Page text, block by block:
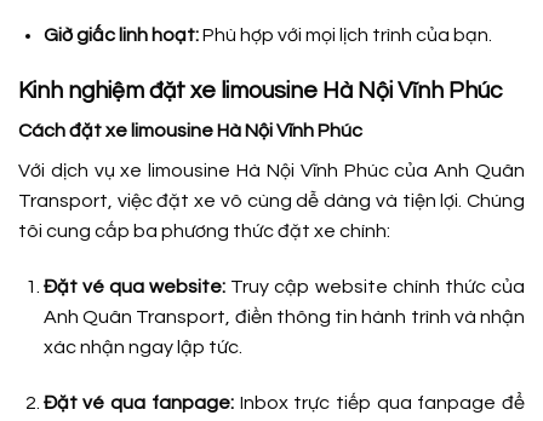
Giờ giấc linh hoạt:Phù hợp với mọi lịch trình của bạn.
Kinh nghiệm đặt xe limousine Hà Nội Vĩnh Phúc
Cách đặt xe limousine Hà Nội Vĩnh Phúc
Với dịch vụ xe limousine Hà Nội Vĩnh Phúc của Anh Quân
Transport, việc đặt xe vô cùng dễ dàng và tiện lợi. Chúng
tôi cung cấp ba phương thức đặt xe chính:
Đặt vé qua website: Truy cập website chính thức của
Anh Quân Transport, điền thông tin hành trình và nhận
xác nhận ngay lập tức.
Đặt vé qua fanpage:Inbox trực tiếp qua fanpage để